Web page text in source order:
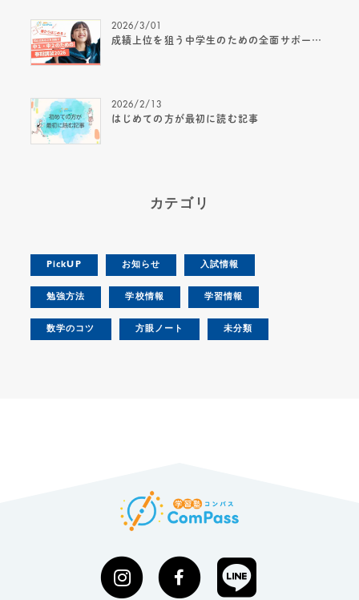
成績上位を狙う中学生のための全面サポート春期講習2026
2026/3/01
はじめての方が最初に読む記事
2026/2/13
カテゴリ
PickUP お知らせ 入試情報
勉強方法 学校情報 学習情報
数学のコツ 方眼ノート 未分類